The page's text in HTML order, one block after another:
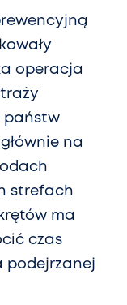
operacja
państw
na
strefach
ma
czas
podejrzanej